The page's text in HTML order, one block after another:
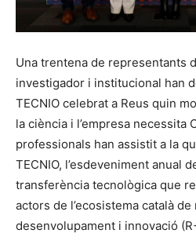
Una trentena de representants
investigador i institucional han
TECNIO celebrat a Reus quin
la ciència i l’empresa necessita
professionals han assistit a la
TECNIO, l’esdeveniment anual
transferència tecnològica que
actors de l’ecosistema català de
desenvolupament i innovació